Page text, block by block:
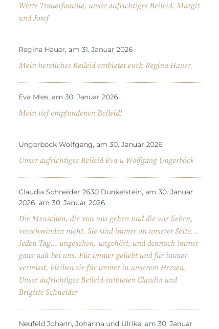
Werte Trauerfamilie, unser aufrichtiges Beileid. Margit
und Josef
Regina Hauer, am 31. Januar 2026
Mein herzliches Beileid entbietet euch Regina Hauer
Eva Mies, am 30. Januar 2026
Mein tief empfundenen Beileid!
Ungerböck Wolfgang, am 30. Januar 2026
Unser aufrichtiges Beileid Eva u Wolfgang Ungerböck
Claudia Schneider 2630 Dunkelstein, am 30. Januar
2026, am 30. Januar 2026
Die Menschen, die von uns gehen und die wir lieben,
verschwinden nicht. Sie sind immer an unserer Seite…
Jeden Tag… ungesehen, ungehört, und dennoch immer
ganz nah bei uns. Für immer geliebt und für immer
vermisst, bleiben sie für immer in unserem Herzen.
Unser aufrichtiges Beileid entbieten Claudia und
Brigitte Schneider
Neufeld Johann, Johanna und Ulrike, am 30. Januar